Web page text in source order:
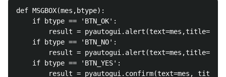
def MSGBOX(mes,btype):
    if btype == 'BTN_OK':
result =
    if btype == 'BTN_NO':
result =
    if btype == 'BTN_YES':
result = pyautogui.confirm(text=mes,